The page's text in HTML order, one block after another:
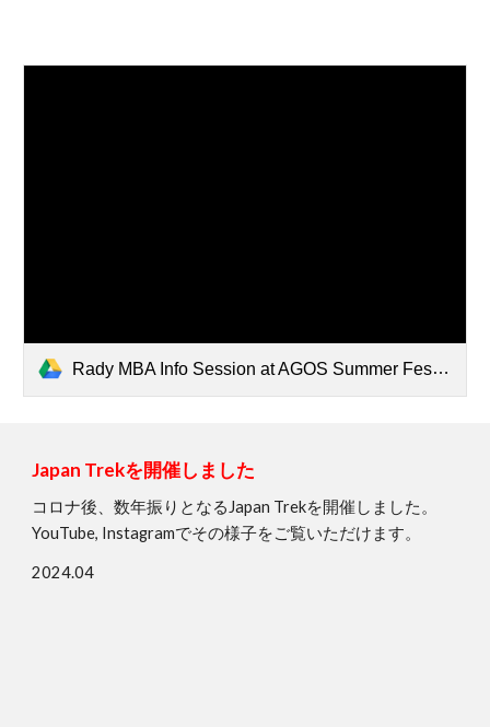
Rady MBA Info Session at AGOS Summer Fes.pdf
Japan Trekを開催しました
コロナ後、数年振りとなるJapan Trekを開催しました。
YouTube, Instagramでその様子をご覧いただけます。
2024.04